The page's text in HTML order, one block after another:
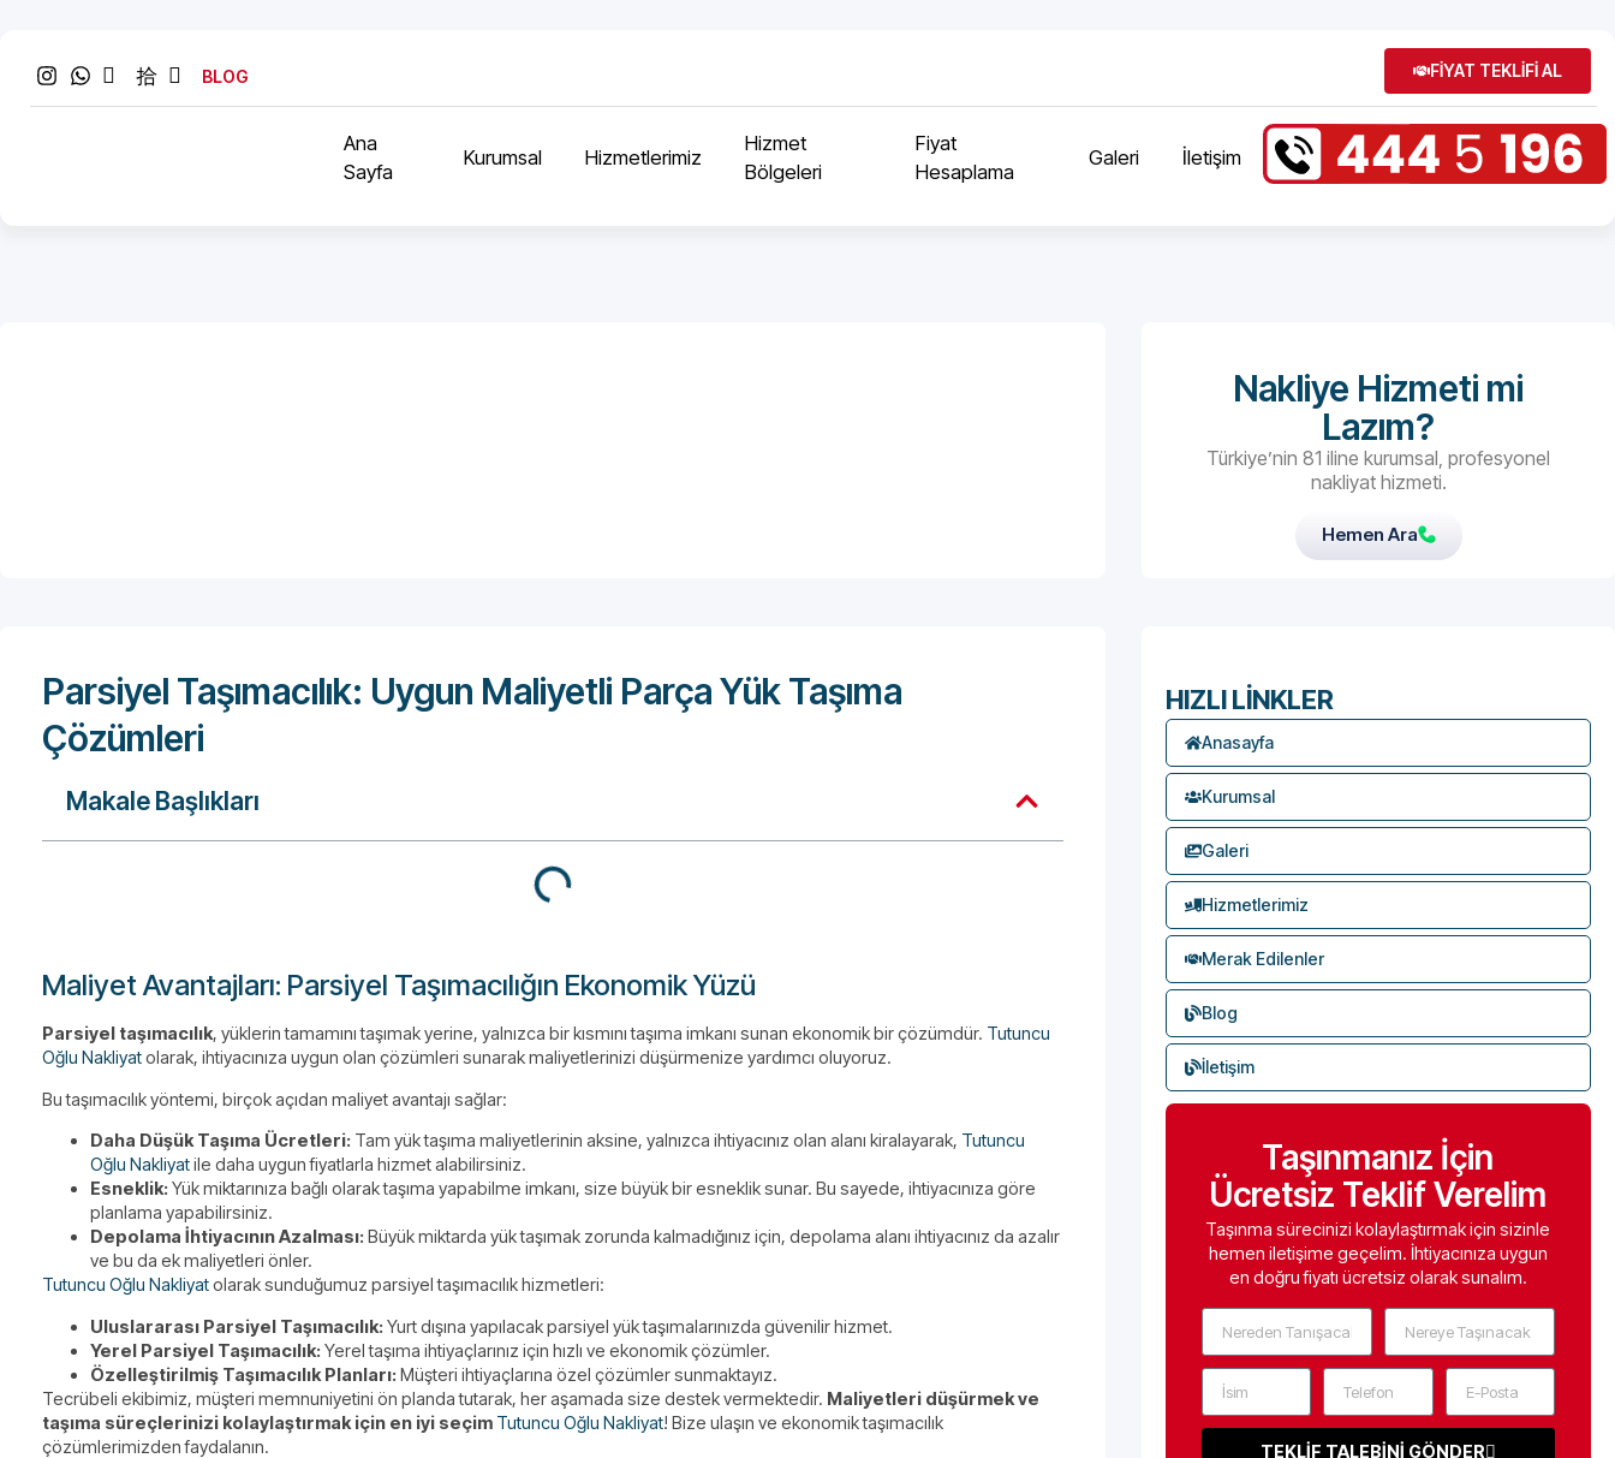
BLOG FİYAT TEKLİFİ AL
Ana
Sayfa
Kurumsal Hizmetlerimiz
Hizmet
Bölgeleri
Fiyat
Hesaplama
Galeri İletişim
Nakliye Hizmeti mi
Lazım?
Türkiye’nin 81 iline kurumsal, profesyonel
nakliyat hizmeti.
Hemen Ara
Parsiyel Taşımacılık: Uygun Maliyetli Parça Yük Taşıma
Çözümleri
Makale Başlıkları
Maliyet Avantajları: Parsiyel Taşımacılığın Ekonomik Yüzü
Parsiyel taşımacılık, yüklerin tamamını taşımak yerine, yalnızca bir kısmını taşıma imkanı sunan ekonomik bir çözümdür. Tutuncu
Oğlu Nakliyatolarak, ihtiyacınıza uygun olan çözümleri sunarak maliyetlerinizi düşürmenize yardımcı oluyoruz.
Bu taşımacılık yöntemi, birçok açıdan maliyet avantajı sağlar:
Daha Düşük Taşıma Ücretleri: Tam yük taşıma maliyetlerinin aksine, yalnızca ihtiyacınız olan alanı kiralayarak, Tutuncu
Oğlu Nakliyatile daha uygun fiyatlarla hizmet alabilirsiniz.
Esneklik: Yük miktarınıza bağlı olarak taşıma yapabilme imkanı, size büyük bir esneklik sunar. Bu sayede, ihtiyacınıza göre
planlama yapabilirsiniz.
Depolama İhtiyacının Azalması: Büyük miktarda yük taşımak zorunda kalmadığınız için, depolama alanı ihtiyacınız da azalır
ve bu da ek maliyetleri önler.
Tutuncu Oğlu Nakliyatolarak sunduğumuz parsiyel taşımacılık hizmetleri:
Uluslararası Parsiyel Taşımacılık: Yurt dışına yapılacak parsiyel yük taşımalarınızda güvenilir hizmet.
Yerel Parsiyel Taşımacılık: Yerel taşıma ihtiyaçlarınız için hızlı ve ekonomik çözümler.
Özelleştirilmiş Taşımacılık Planları: Müşteri ihtiyaçlarına özel çözümler sunmaktayız.
Tecrübeli ekibimiz, müşteri memnuniyetini ön planda tutarak, her aşamada size destek vermektedir. Maliyetleri düşürmek ve
taşıma süreçlerinizi kolaylaştırmak için en iyi seçim Tutuncu Oğlu Nakliyat! Bize ulaşın ve ekonomik taşımacılık
çözümlerimizden faydalanın.
HIZLI LİNKLER
Anasayfa
Kurumsal
Galeri
Hizmetlerimiz
Merak Edilenler
Blog
İletişim
Taşınmanız İçin
Ücretsiz Teklif Verelim
Taşınma sürecinizi kolaylaştırmak için sizinle
hemen iletişime geçelim. İhtiyacınıza uygun
en doğru fiyatı ücretsiz olarak sunalım.
TEKLİF TALEBİNİ GÖNDER